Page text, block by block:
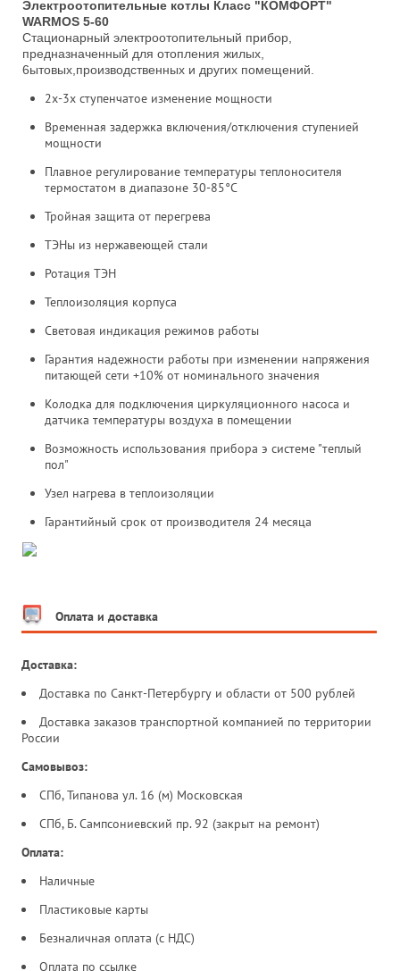
Электроотопительные котлы Класс "КОМФОРТ"
WARMOS 5-60
Стационарный электроотопительный прибор,
предназначенный для отопления жилых,
6ытовых,производственных и других помещений.
2х-3х ступенчатое изменение мощности
Временная задержка включения/отключения ступенией
мощности
Плавное регулирование температуры теплоносителя
термостатом в диапазоне 30-85°С
Тройная защита от перегрева
ТЭНы из нержавеющей стали
Ротация ТЭН
Теплоизоляция корпуса
Световая индикация режимов работы
Гарантия надежности работы при изменении напряжения
питающей сети +10% от номинального значения
Колодка для подключения циркуляционного насоса и
датчика температуры воздуха в помещении
Возможность использования прибора э системе "теплый
пол"
Узел нагрева в теплоизоляции
Гарантийный срок от производителя 24 месяца
Оплата и доставка
Доставка:
Доставка по Санкт-Петербургу и области от 500 рублей
Доставка заказов транспортной компанией по территории
России
Самовывоз:
СПб, Типанова ул. 16 (м) Московская
СПб, Б. Сампсониевский пр. 92 (закрыт на ремонт)
Оплата:
Наличные
Пластиковые карты
Безналичная оплата (с НДС)
Оплата по ссылке